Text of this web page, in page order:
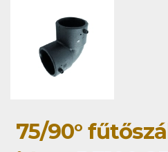
75/90°